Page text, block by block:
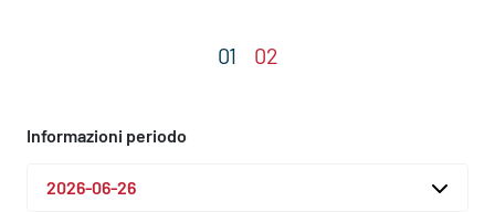
Informazioni periodo
2026-06-26